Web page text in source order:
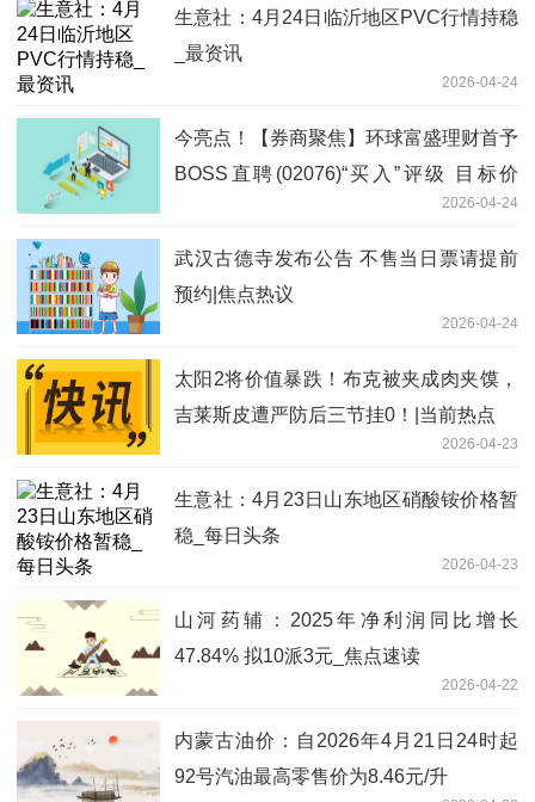
生意社：4月24日临沂地区PVC行情持稳
_最资讯
2026-04-24
今亮点！【券商聚焦】环球富盛理财首予
BOSS直聘(02076)“买入”评级 目标价
2026-04-24
武汉古德寺发布公告 不售当日票请提前
预约|焦点热议
2026-04-24
太阳2将价值暴跌！布克被夹成肉夹馍，
吉莱斯皮遭严防后三节挂0！|当前热点
2026-04-23
生意社：4月23日山东地区硝酸铵价格暂
稳_每日头条
2026-04-23
山河药辅：2025年净利润同比增长
47.84% 拟10派3元_焦点速读
2026-04-22
内蒙古油价：自2026年4月21日24时起
92号汽油最高零售价为8.46元/升